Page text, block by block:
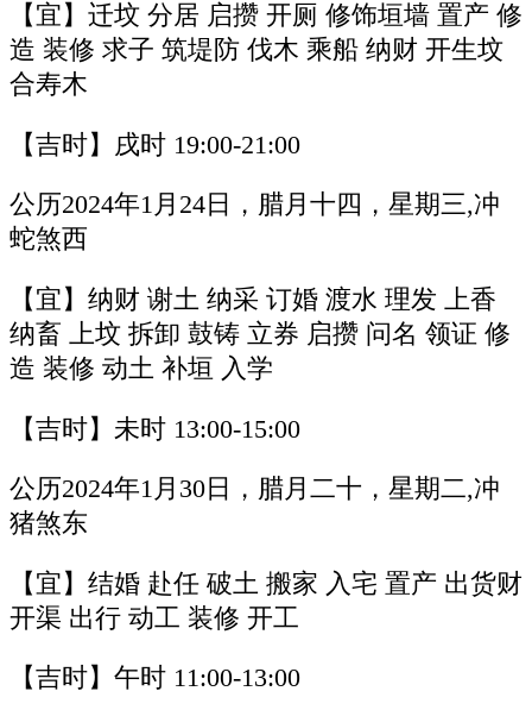
【宜】迁坟 分居 启攒 开厕 修饰垣墙 置产 修
造 装修 求子 筑堤防 伐木 乘船 纳财 开生坟
合寿木
【吉时】戌时 19:00-21:00
公历2024年1月24日，腊月十四，星期三,冲
蛇煞西
【宜】纳财 谢土 纳采 订婚 渡水 理发 上香
纳畜 上坟 拆卸 鼓铸 立券 启攒 问名 领证 修
造 装修 动土 补垣 入学
【吉时】未时 13:00-15:00
公历2024年1月30日，腊月二十，星期二,冲
猪煞东
【宜】结婚 赴任 破土 搬家 入宅 置产 出货财
开渠 出行 动工 装修 开工
【吉时】午时 11:00-13:00